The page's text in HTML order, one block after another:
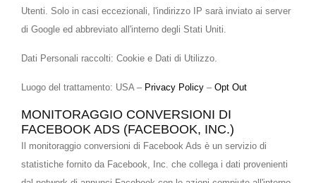
Utenti. Solo in casi eccezionali, l'indirizzo IP sarà inviato ai server
di Google ed abbreviato all'interno degli Stati Uniti.
Dati Personali raccolti: Cookie e Dati di Utilizzo.
Luogo del trattamento: USA – Privacy Policy – Opt Out
MONITORAGGIO CONVERSIONI DI
FACEBOOK ADS (FACEBOOK, INC.)
Il monitoraggio conversioni di Facebook Ads è un servizio di
statistiche fornito da Facebook, Inc. che collega i dati provenienti